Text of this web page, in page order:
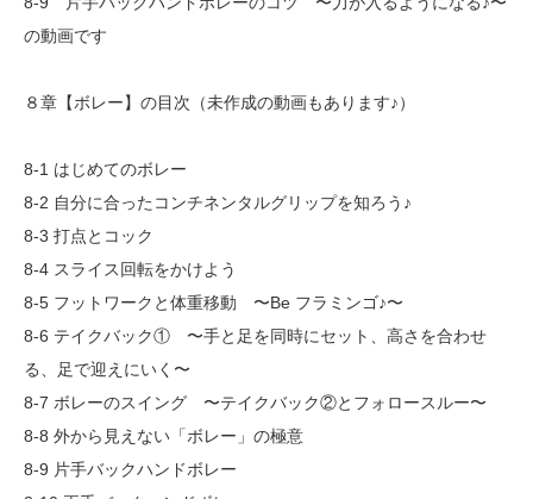
の動画です
８章【ボレー】の目次（未作成の動画もあります♪）
8-1 はじめてのボレー
8-2 自分に合ったコンチネンタルグリップを知ろう♪
8-3 打点とコック
8-4 スライス回転をかけよう
8-5 フットワークと体重移動 〜Be フラミンゴ♪〜
8-6 テイクバック① 〜手と足を同時にセット、高さを合わせ
る、足で迎えにいく〜
8-7 ボレーのスイング 〜テイクバック②とフォロースルー〜
8-8 外から見えない「ボレー」の極意
8-9 片手バックハンドボレー